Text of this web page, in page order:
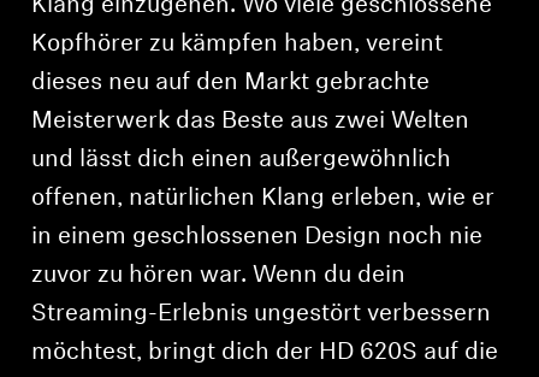
Klang einzugehen. Wo viele geschlossene
Kopfhörer zu kämpfen haben, vereint
dieses neu auf den Markt gebrachte
Meisterwerk das Beste aus zwei Welten
und lässt dich einen außergewöhnlich
offenen, natürlichen Klang erleben, wie er
in einem geschlossenen Design noch nie
zuvor zu hören war. Wenn du dein
Streaming-Erlebnis ungestört verbessern
möchtest, bringt dich der HD 620S auf die
Melden Sie sich bei Ihrem Konto an, um
Produkte zu Ihrer Wunschliste hinzuzufügen und